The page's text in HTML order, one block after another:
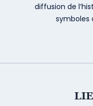
diffusion de
symboles